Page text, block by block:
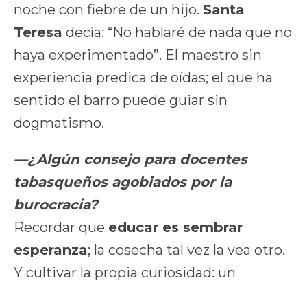
noche con fiebre de un hijo. Santa
Teresa decía: “No hablaré de nada que no
haya experimentado”. El maestro sin
experiencia predica de oídas; el que ha
sentido el barro puede guiar sin
dogmatismo.
—¿Algún consejo para docentes
tabasqueños agobiados por la
burocracia?
Recordar que educar es sembrar
esperanza; la cosecha tal vez la vea otro.
Y cultivar la propia curiosidad: un